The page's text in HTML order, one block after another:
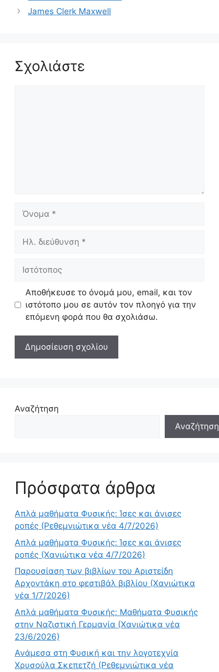
James Clerk Maxwell
Σχολιάστε
διεύθυνση
Αποθήκευσε το όνομά μου, email, και τον
ιστότοπο μου σε αυτόν τον πλοηγό για την
επόμενη φορά που θα σχολιάσω.
Αναζήτηση
Αναζήτηση
Πρόσφατα άρθρα
Απλά μαθήματα Φυσικής: Ίσες και άνισες
ροπές (Ρεθεμνιώτικα νέα 4/7/2026)
Απλά μαθήματα Φυσικής: Ίσες και άνισες
ροπές (Χανιώτικα νέα 4/7/2026)
Παρουσίαση των βιβλίων του Αριστείδη
Αρχοντάκη στο φεστιβάλ βιβλίου (Χανιώτικα
νέα 1/7/2026)
Απλά μαθήματα Φυσικής: Μαθήματα Φυσικής
στην Ναζιστική Γερμανία (Χανιώτικα νέα
23/6/2026)
Ανάμεσα στη Φυσική και την λογοτεχνία
Χρυσούλα Σκεπετζή (Ρεθεμνιώτικα νέα